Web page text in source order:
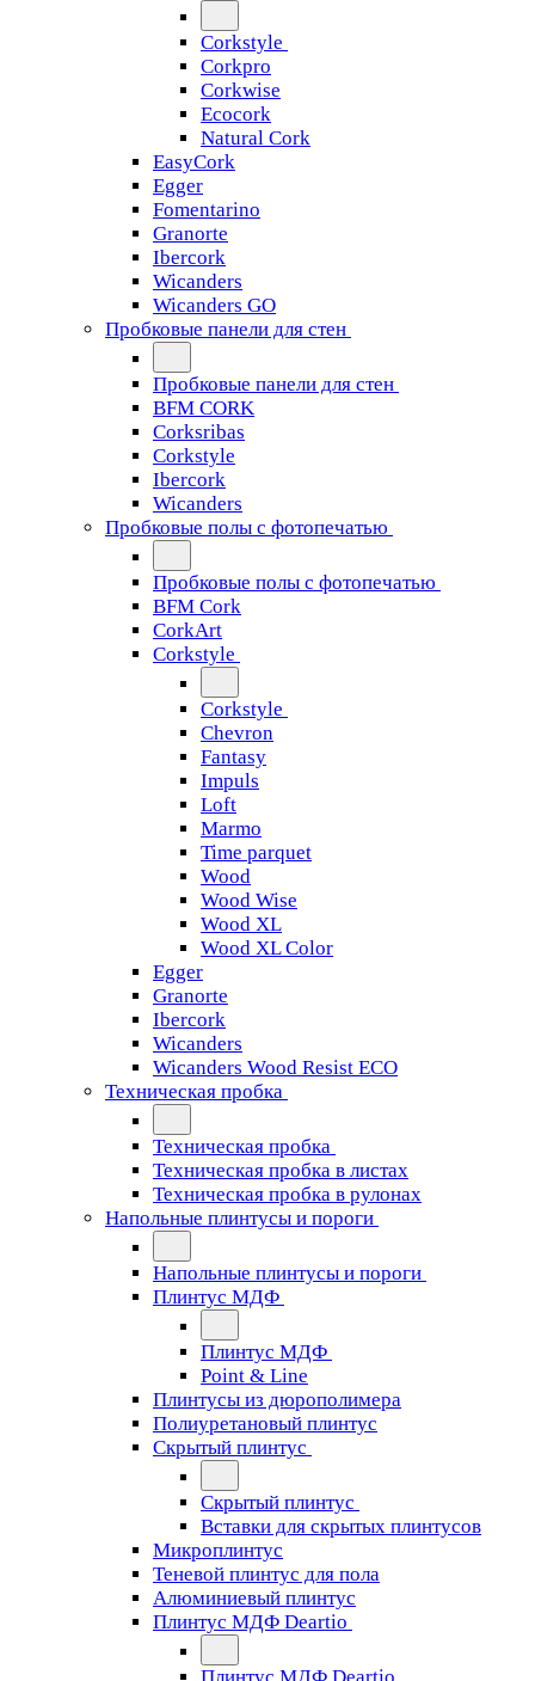
Corkstyle
Corkpro
Corkwise
Ecocork
Natural Cork
EasyCork
Egger
Fomentarino
Granorte
Ibercork
Wicanders
Wicanders GO
Пробковые панели для стен
Пробковые панели для стен
BFM CORK
Corksribas
Corkstyle
Ibercork
Wicanders
Пробковые полы с фотопечатью
Пробковые полы с фотопечатью
BFM Cork
CorkArt
Corkstyle
Corkstyle
Chevron
Fantasy
Impuls
Loft
Marmo
Time parquet
Wood
Wood Wise
Wood XL
Wood XL Color
Egger
Granorte
Ibercork
Wicanders
Wicanders Wood Resist ECO
Техническая пробка
Техническая пробка
Техническая пробка в листах
Техническая пробка в рулонах
Напольные плинтусы и пороги
Напольные плинтусы и пороги
Плинтус МДФ
Плинтус МДФ
Point & Line
Плинтусы из дюрополимера
Полиуретановый плинтус
Скрытый плинтус
Скрытый плинтус
Вставки для скрытых плинтусов
Микроплинтус
Теневой плинтус для пола
Алюминиевый плинтус
Плинтус МДФ Deartio